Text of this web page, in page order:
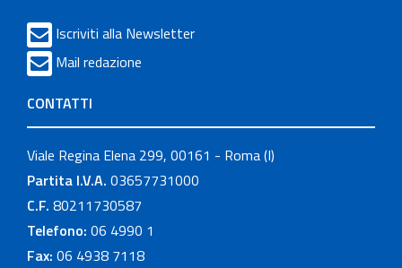
Iscriviti alla Newsletter
Mail redazione
CONTATTI
Viale Regina Elena 299, 00161 - Roma (I)
Partita I.V.A. 03657731000
C.F. 80211730587
Telefono: 06 4990 1
Fax: 06 4938 7118